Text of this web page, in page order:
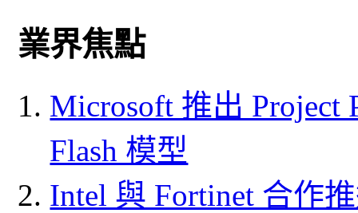
業界焦點
Microsoft 推出 Project
Flash 模型
Intel 與 Fortinet 合作